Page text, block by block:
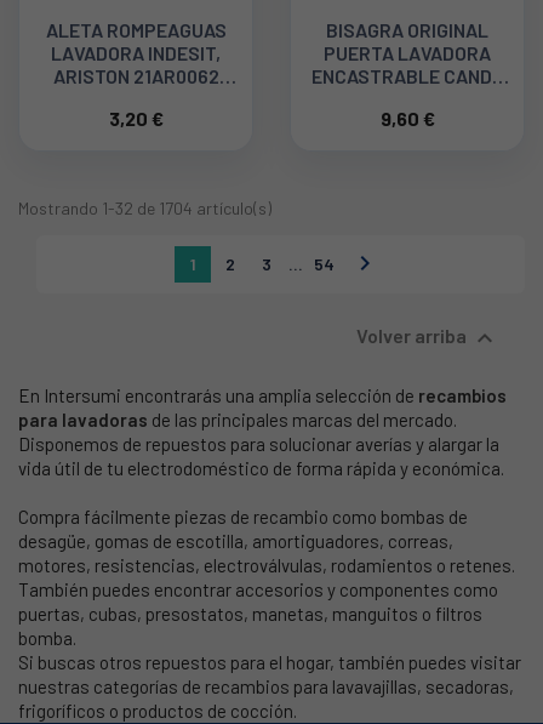
ALETA ROMPEAGUAS
LAVADORA INDESIT,
ARISTON 21AR0062
3,20 €
BISAGRA ORIGINAL
PUERTA LAVADORA
ENCASTRABLE CANDY
9,60 €
Mostrando 1-32 de 1704 artículo(s)
1 2 3 54 
Volver arriba 
En Intersumi encontrarás una amplia selección de recambios
para lavadoras de las principales marcas del mercado.
Disponemos de repuestos para solucionar averías y alargar la
vida útil de tu electrodoméstico de forma rápida y económica.
Compra fácilmente piezas de recambio como bombas de
desagüe, gomas de escotilla, amortiguadores, correas,
motores, resistencias, electroválvulas, rodamientos o retenes.
También puedes encontrar accesorios y componentes como
puertas, cubas, presostatos, manetas, manguitos o filtros
bomba.
Si buscas otros repuestos para el hogar, también puedes visitar
nuestras categorías de recambios para lavavajillas, secadoras,
frigoríficos o productos de cocción.